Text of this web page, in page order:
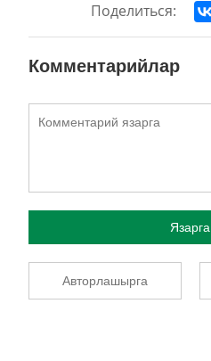
Поделиться:
Комментарийлар
Язарга
Авторлашырга